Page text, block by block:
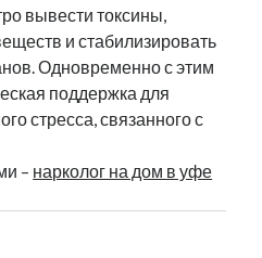
вывести токсины,
и стабилизировать
Одновременно с этим
поддержка для
стресса, связанного с
– нарколог на дом в уфе